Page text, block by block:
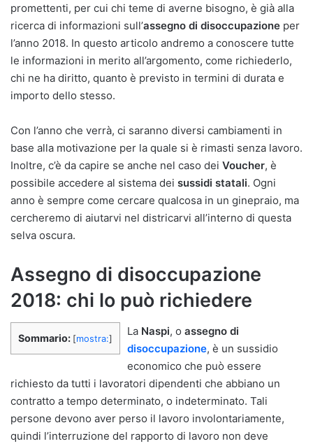
promettenti, per cui chi teme di averne bisogno, è già alla
ricerca di informazioni sull’assegno di disoccupazione per
l’anno 2018. In questo articolo andremo a conoscere tutte
le informazioni in merito all’argomento, come richiederlo,
chi ne ha diritto, quanto è previsto in termini di durata e
importo dello stesso.
Con l’anno che verrà, ci saranno diversi cambiamenti in
base alla motivazione per la quale si è rimasti senza lavoro.
Inoltre, c’è da capire se anche nel caso dei Voucher, è
possibile accedere al sistema dei sussidi statali. Ogni
anno è sempre come cercare qualcosa in un ginepraio, ma
cercheremo di aiutarvi nel districarvi all’interno di questa
selva oscura.
Assegno di disoccupazione
2018: chi lo può richiedere
Sommario: [mostra:]
La Naspi, o assegno di
disoccupazione, è un sussidio
economico che può essere
richiesto da tutti i lavoratori dipendenti che abbiano un
contratto a tempo determinato, o indeterminato. Tali
persone devono aver perso il lavoro involontariamente,
quindi l’interruzione del rapporto di lavoro non deve